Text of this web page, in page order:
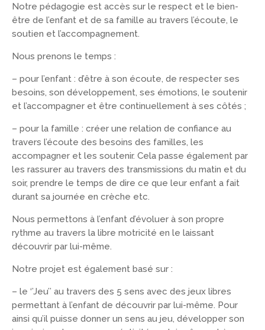
Notre pédagogie est accès sur le respect et le bien-
être de l’enfant et de sa famille au travers l’écoute, le
soutien et l’accompagnement.
Nous prenons le temps :
– pour l’enfant : d’être à son écoute, de respecter ses
besoins, son développement, ses émotions, le soutenir
et l’accompagner et être continuellement à ses côtés ;
– pour la famille : créer une relation de confiance au
travers l’écoute des besoins des familles, les
accompagner et les soutenir. Cela passe également par
les rassurer au travers des transmissions du matin et du
soir, prendre le temps de dire ce que leur enfant a fait
durant sa journée en crèche etc.
Nous permettons à l’enfant d’évoluer à son propre
rythme au travers la libre motricité en le laissant
découvrir par lui-même.
Notre projet est également basé sur :
– le ‘’Jeu’’ au travers des 5 sens avec des jeux libres
permettant à l’enfant de découvrir par lui-même. Pour
ainsi qu’il puisse donner un sens au jeu, développer son